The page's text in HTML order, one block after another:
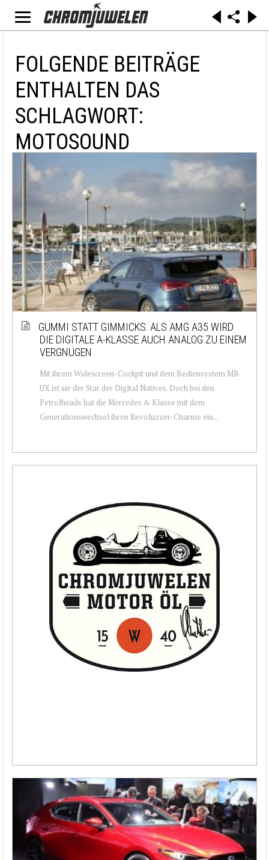
FOLGENDE BEITRÄGE
ENTHALTEN DAS
SCHLAGWORT:
MOTOSOUND
GUMMI STATT GIMMICKS: ALS AMG A35 WIRD
DIE DIGITALE A-KLASSE AUCH ANALOG ZU EINEM
VERGNÜGEN
Mit ihrem Widescreen-Cockpit und dem Bediensystem MB
UX ist sie der Star der Digital Natives. Doch bei den
Petrolheads hat die Mercedes A-Klasse mit dem
Generationswechsel ihren Revoluzzer-Charme ein...